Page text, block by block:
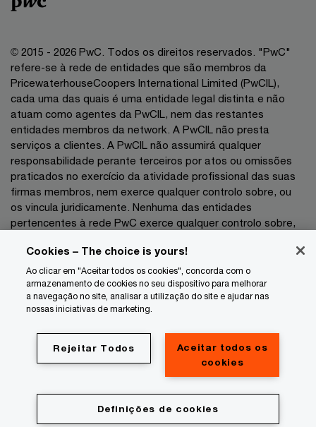
© 2015 - 2026 PwC. Todos os direitos reservados. "PwC"
refere-se à rede de entidades que são membros da
PricewaterhouseCoopers International Limited (PwCIL),
cada uma das quais é uma entidade legal distinta e não
atuam como agentes da PwCIL, nem das restantes
entidades membros da network. A PwCIL não presta
serviços a clientes. A PwCIL não assumirá qualquer
responsabilidade perante terceiros por atos ou omissões
praticados no exercício da atividade profissional das suas
firmas membros, nem exerce qualquer controlo sobre, ou
os vincula juridicamente. Nenhuma das entidades
pertencentes à rede PwC exerce qualquer controlo sobre,
da sua atividade profissional pelo que não poderão as
mesmas ser responsabilizadas, a que título for, perante
terceiros por atos ou omissões praticados no exercício das
respetivas atividades profissionais.
Privacidade
Cookies – The choice is yours!
Ao clicar em "Aceitar todos os cookies", concorda com o
armazenamento de cookies no seu dispositivo para melhorar
a navegação no site, analisar a utilização do site e ajudar nas
nossas iniciativas de marketing.
Aceitar todos os
cookies
Rejeitar Todos
Definições de cookies